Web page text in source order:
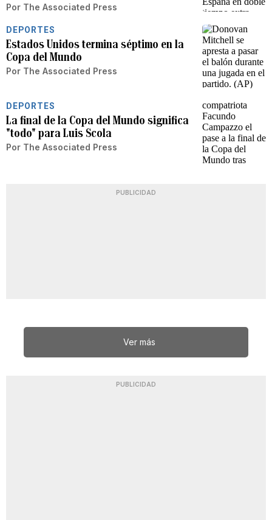
Por The Associated Press
DEPORTES
Estados Unidos termina séptimo en la
Copa del Mundo
Por The Associated Press
DEPORTES
La final de la Copa del Mundo significa
"todo" para Luis Scola
Por The Associated Press
PUBLICIDAD
Ver más
PUBLICIDAD